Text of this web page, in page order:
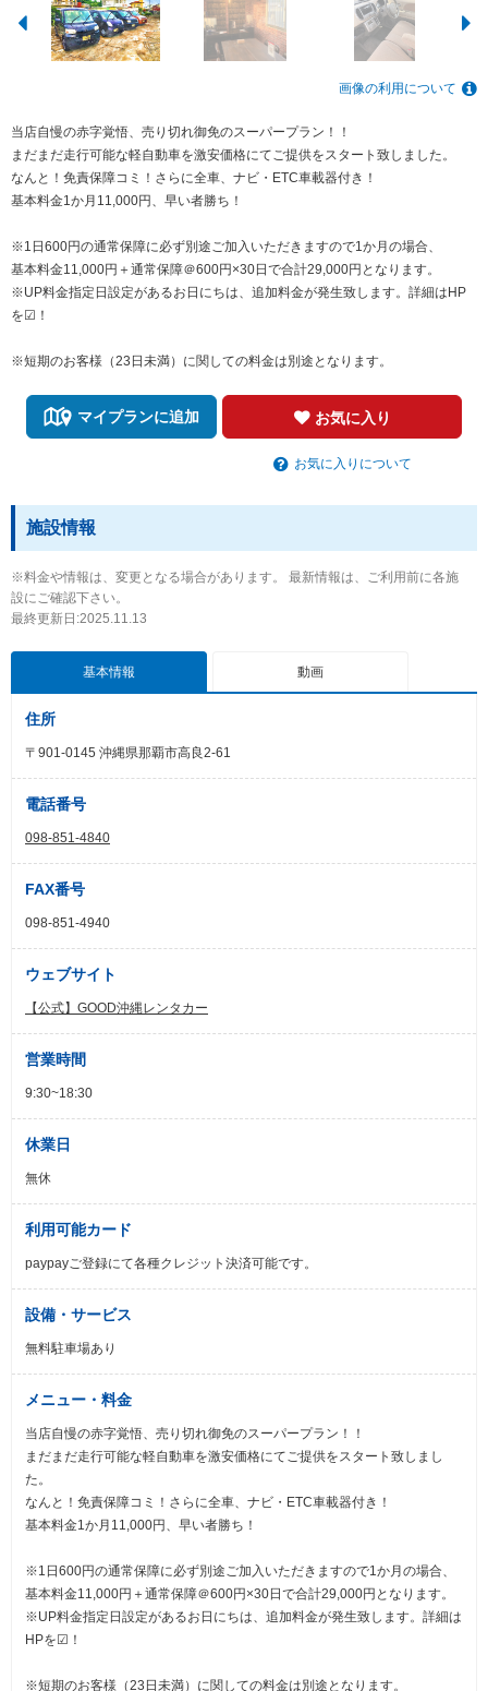
画像の利用について
当店自慢の赤字覚悟、売り切れ御免のスーパープラン！！
まだまだ走行可能な軽自動車を激安価格にてご提供をスタート致しました。
​​なんと！免責保障コミ！さらに​​全車、ナビ・ETC車載器付き！
基本料金1か月11,000円、早い者勝ち！​​
※1日600円の通常保障に必ず別途ご加入いただきますので1か月の場合、
基本料金11,000円＋通常保障＠600円×30日で合計29,000円となります。
​​​※UP料金指定日設定があるお日にちは、追加料金が発生致します。詳細はHP
を☑！​​
※短期のお客様（23日未満）に関しての料金は別途となります。
マイプランに追加 お気に入り
お気に入りについて
施設情報
※料金や情報は、変更となる場合があります。 最新情報は、ご利用前に各施
設にご確認下さい。
最終更新日:2025.11.13
基本情報 動画
住所
〒901-0145 沖縄県那覇市高良2-61
電話番号
098-851-4840
FAX番号
098-851-4940
ウェブサイト
【公式】GOOD沖縄レンタカー
営業時間
9:30~18:30
休業日
無休
利用可能カード
paypayご登録にて各種クレジット決済可能です。
設備・サービス
無料駐車場あり
メニュー・料金
当店自慢の赤字覚悟、売り切れ御免のスーパープラン！！
まだまだ走行可能な軽自動車を激安価格にてご提供をスタート致しまし
た。
​​なんと！免責保障コミ！さらに​​全車、ナビ・ETC車載器付き！
基本料金1か月11,000円、早い者勝ち！​​
※1日600円の通常保障に必ず別途ご加入いただきますので1か月の場合、
基本料金11,000円＋通常保障＠600円×30日で合計29,000円となります。
​​​※UP料金指定日設定があるお日にちは、追加料金が発生致します。詳細は
HPを☑！​​
※短期のお客様（23日未満）に関しての料金は別途となります。